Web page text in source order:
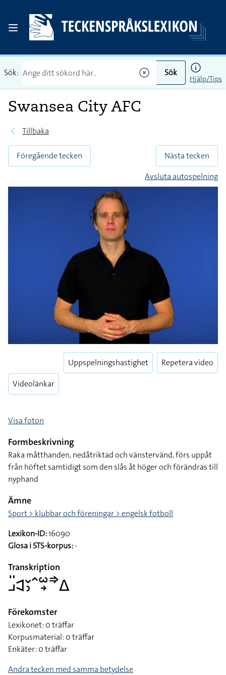
Sök: Sök
Hjälp/Tips
Swansea City AFC
Tillbaka
Föregående tecken
Nästa tecken
Avsluta autospelning
Videolänkar
Uppspelningshastighet Repetera video
Visa foton
Formbeskrivning
Raka måtthanden, nedåtriktad och vänstervänd, förs uppåt
från höftet samtidigt som den slås åt höger och förändras till
nyphand
Ämne
Sport > klubbar och föreningar > engelsk fotboll
Lexikon-ID:16090
Glosa i STS-korpus:-
Transkription
􌤘􌤺􌥉􌥖􌤶􌥦􌥱􌥽􌦆􌤩
Förekomster
Lexikonet: 0 träffar
Korpusmaterial: 0 träffar
Enkäter: 0 träffar
Andra tecken med samma betydelse